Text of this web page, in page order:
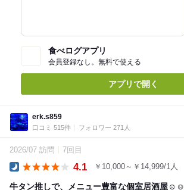
食べログアプリ
会員登録なし。無料で使える
アプリで開く
erk.s859
口コミ 515件 フォロワー 271人
2026/07 訪問 7回目
4.1 ￥10,000～￥14,999/1人
牛タン推しで、メニュー豊富な個室居酒屋☺︎‬☺︎